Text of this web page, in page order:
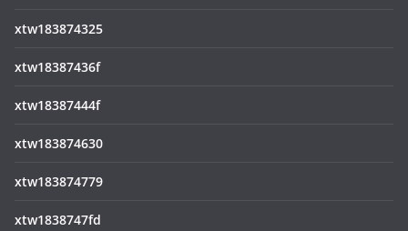
xtw183874325
xtw18387436f
xtw18387444f
xtw183874630
xtw183874779
xtw1838747fd